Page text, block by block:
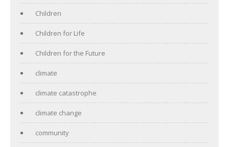
Children
Children for Life
Children for the Future
climate
climate catastrophe
climate change
community